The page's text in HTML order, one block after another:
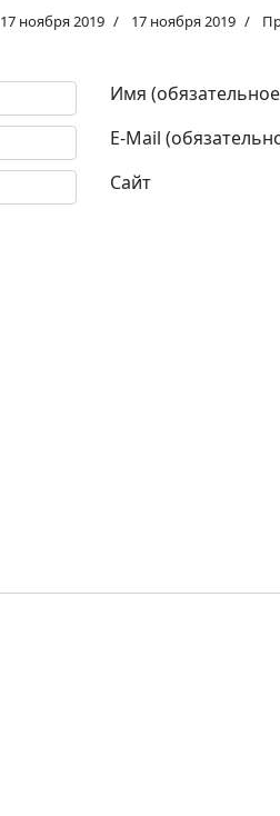
17 ноября 2019 17 ноября 2019
Имя
E-Mail
Сайт